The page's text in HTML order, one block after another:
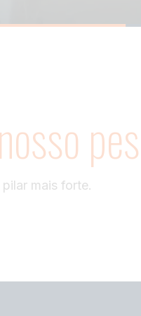
nosso
mais forte.